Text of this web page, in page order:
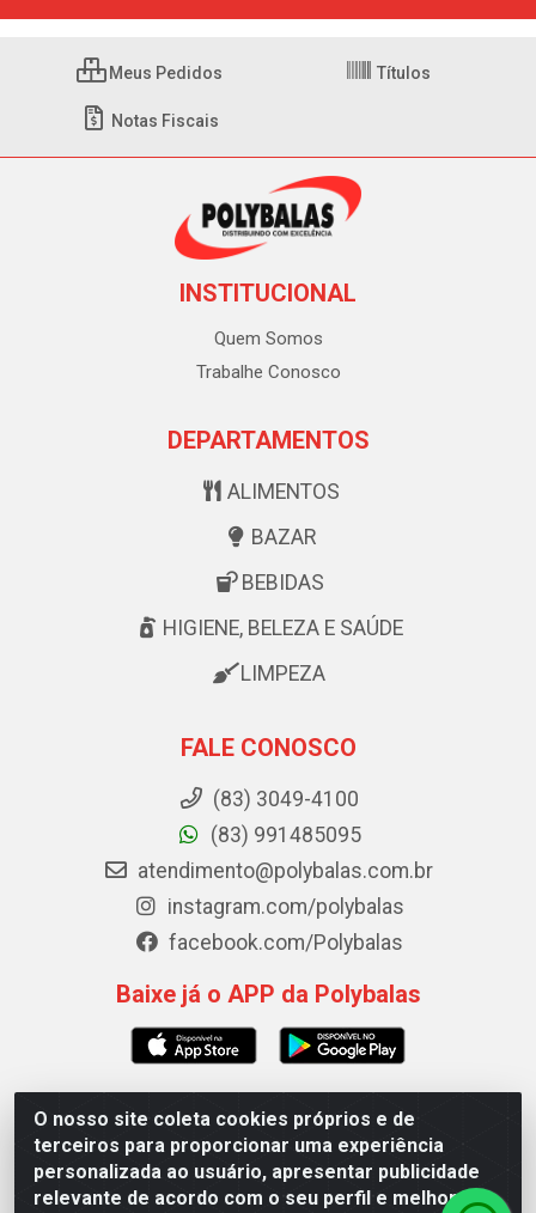
O nosso site coleta cookies próprios e de
terceiros para proporcionar uma experiência
personalizada ao usuário, apresentar publicidade
relevante de acordo com o seu perfil e melhorar a
Meus Pedidos Títulos
Notas Fiscais
INSTITUCIONAL
Quem Somos
Trabalhe Conosco
DEPARTAMENTOS
ALIMENTOS
BAZAR
BEBIDAS
HIGIENE, BELEZA E SAÚDE
LIMPEZA
FALE CONOSCO
(83) 3049-4100
(83) 991485095
atendimento@polybalas.com.br
instagram.com/polybalas
facebook.com/Polybalas
Baixe já o APP da Polybalas
Polybalas - Rua João Miguel de Souza, 173 Galpão B -
Ernesto Geisel, João Pessoa/PB - CEP 58.075-075 - CNPJ
00.909.327/0002-61